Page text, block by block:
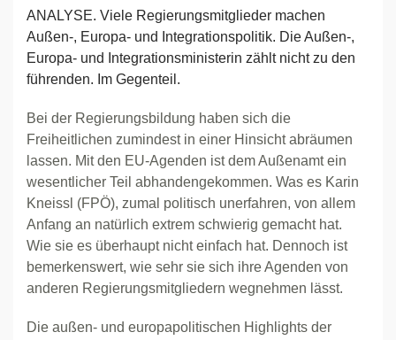
ANALYSE. Viele Regierungsmitglieder machen
Außen-, Europa- und Integrationspolitik. Die Außen-,
Europa- und Integrationsministerin zählt nicht zu den
führenden. Im Gegenteil.
Bei der Regierungsbildung haben sich die
Freiheitlichen zumindest in einer Hinsicht abräumen
lassen. Mit den EU-Agenden ist dem Außenamt ein
wesentlicher Teil abhandengekommen. Was es Karin
Kneissl (FPÖ), zumal politisch unerfahren, von allem
Anfang an natürlich extrem schwierig gemacht hat.
Wie sie es überhaupt nicht einfach hat. Dennoch ist
bemerkenswert, wie sehr sie sich ihre Agenden von
anderen Regierungsmitgliedern wegnehmen lässt.
Die außen- und europapolitischen Highlights der